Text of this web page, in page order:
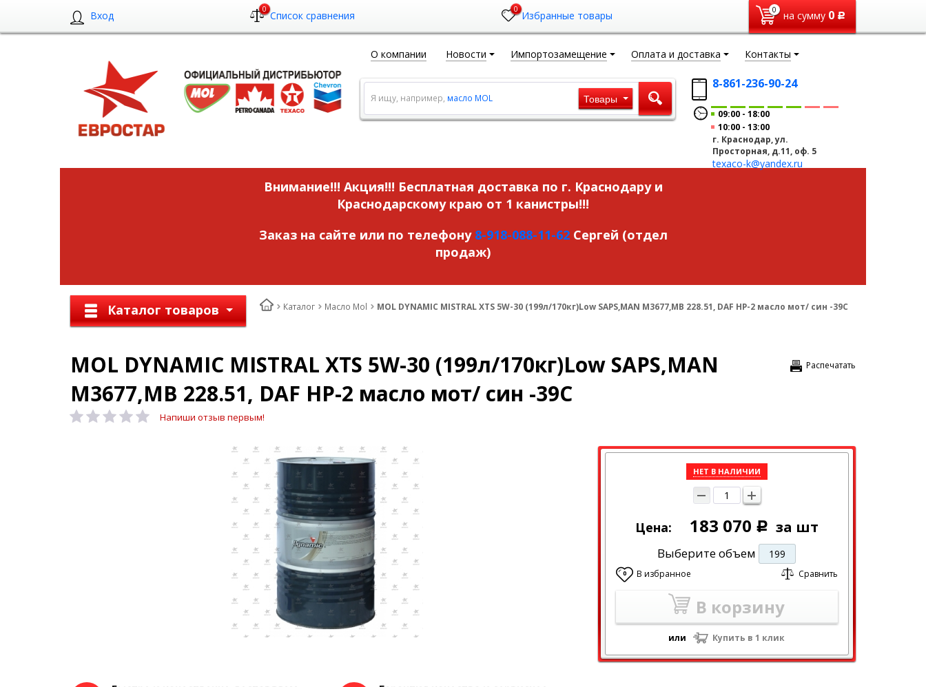
Вход 0 Список сравнения 0 Избранные товары 0 на сумму 0 Р
О компании Новости Импортозамещение Оплата и доставка Контакты
8-861-236-90-24
09:00
18:00
10:00
13:00
г. Краснодар, ул.
Просторная, д.11, оф. 5
texaco-k@yandex.ru
Я ищу, например, масло MOL Товары
Внимание!!! Акция!!! Бесплатная доставка по г. Краснодару и
Краснодарскому краю от 1 канистры!!!
Заказ на сайте или по телефону 8-918-088-11-62Сергей (отдел
продаж)
Каталог товаров Каталог Масло Mol MOL DYNAMIC MISTRAL ХТS 5W-30 (199л/170кг)Low SAPS,MAN M3677,MB 228.51, DAF HP-2 масло мот/ син -39C
Распечатать
MOL DYNAMIC MISTRAL ХТS 5W-30 (199л/170кг)Low SAPS,MAN
M3677,MB 228.51, DAF HP-2 масло мот/ син -39C
Напиши отзыв первым!
НЕТ В НАЛИЧИИ
Цена: 183 070 Р за шт
Выберите объем 199
0 В избранное Сравнить
В корзину
или Купить в 1 клик